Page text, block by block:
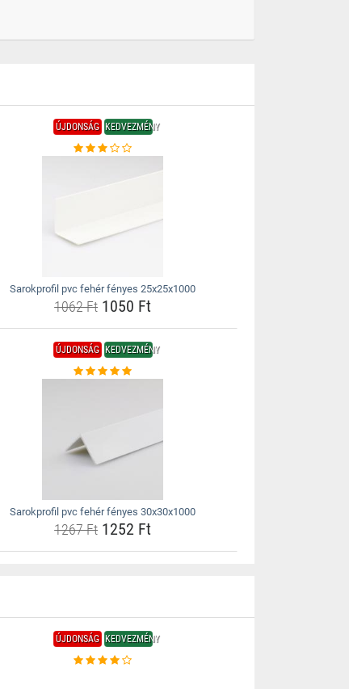
ÚJDONSÁG KEDVEZMÉNY
Sarokprofil pvc fehér fényes 25x25x1000
1062 Ft 1050 Ft
ÚJDONSÁG KEDVEZMÉNY
Sarokprofil pvc fehér fényes 30x30x1000
1267 Ft 1252 Ft
ÚJDONSÁG KEDVEZMÉNY